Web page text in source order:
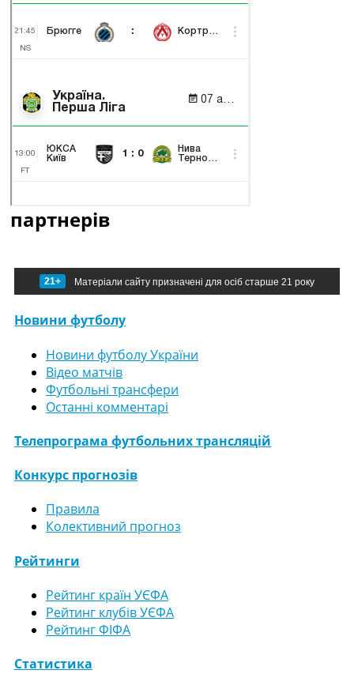
партнерів
21+ Матеріали сайту призначені для осіб старше 21 року
Новини футболу
Новини футболу України
Відео матчів
Футбольні трансфери
Останні комментарі
Телепрограма футбольних трансляцій
Конкурс прогнозів
Правила
Колективний прогноз
Рейтинги
Рейтинг країн УЄФА
Рейтинг клубів УЄФА
Рейтинг ФІФА
Статистика